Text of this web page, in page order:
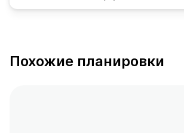
Похожие планировки